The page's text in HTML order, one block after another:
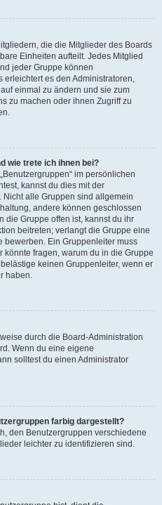
die die Mitglieder des Boards
Einheiten aufteilt. Jedes Mitglied
jeder Gruppe können
erleichtert es den Administratoren,
einmal zu ändern und sie zum
zu machen oder ihnen Zugriff zu
wie trete ich ihnen bei?
im persönlichen
kannst du dies mit der
alle Gruppen sind allgemein
andere können geschlossen
die Gruppe offen ist, kannst du ihr
beitreten; verlangt die Gruppe eine
bewerben. Ein Gruppenleiter muss
fragen, warum du in die Gruppe
keinen Gruppenleiter, wenn er
haben.
durch die Board-Administration
Wenn du eine eigene
solltest du einen Administrator
farbig dargestellt?
den Benutzergruppen verschiedene
leichter zu identifizieren sind.